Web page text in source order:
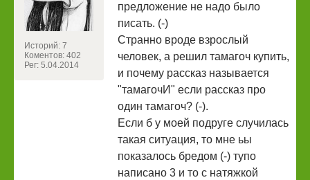
Историй: 7
Коментов: 402
Рег: 5.04.2014
предложение не надо было
писать. (-)
Странно вроде взрослый
человек, а решил тамагоч купить,
и почему рассказ называется
"тамагочИ" если рассказ про
один тамагоч? (-).
Если б у моей подруге случилась
такая ситуация, то мне ьы
показалось бредом (-) тупо
написано 3 и то с натяжкой